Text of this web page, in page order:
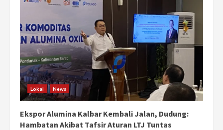
Lokal News
Ekspor Alumina Kalbar Kembali Jalan, Dudung:
Hambatan Akibat Tafsir Aturan LTJ Tuntas